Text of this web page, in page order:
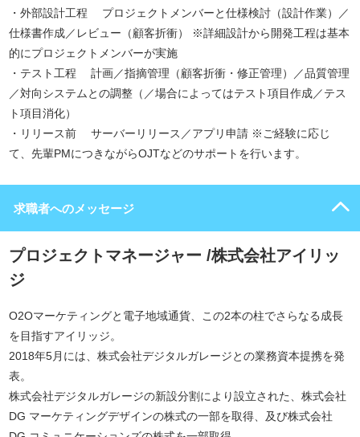
・外部設計工程 プロジェクトメンバーと仕様検討（設計作業）／
仕様書作成／レビュー（顧客折衝） ※詳細設計から開発工程は基本
的にプロジェクトメンバーが実施
・テスト工程 計画／指摘管理（顧客折衝・修正管理）／品質管理
／対向システムとの調整（／場合によってはテスト項目作成／テス
ト項目消化）
・リリース前 サーバーリリース／アプリ申請 ※ご経験に応じ
て、先輩PMにつきながらOJTなどのサポートを行います。
求職者へのメッセージ
プロジェクトマネージャー /株式会社アイリッ
ジ
O2Oマーケティングと電子地域通貨、この2本の柱でさらなる成長
を目指すアイリッジ。
2018年5月には、株式会社デジタルガレージとの業務資本提携を発
表。
株式会社デジタルガレージの新設分割により設立された、株式会社
DG マーケティングデザインの株式の一部を取得、及び株式会社